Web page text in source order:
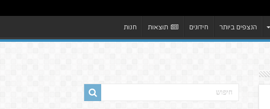
הנצפים ביותר חידונים תוצאות חנות